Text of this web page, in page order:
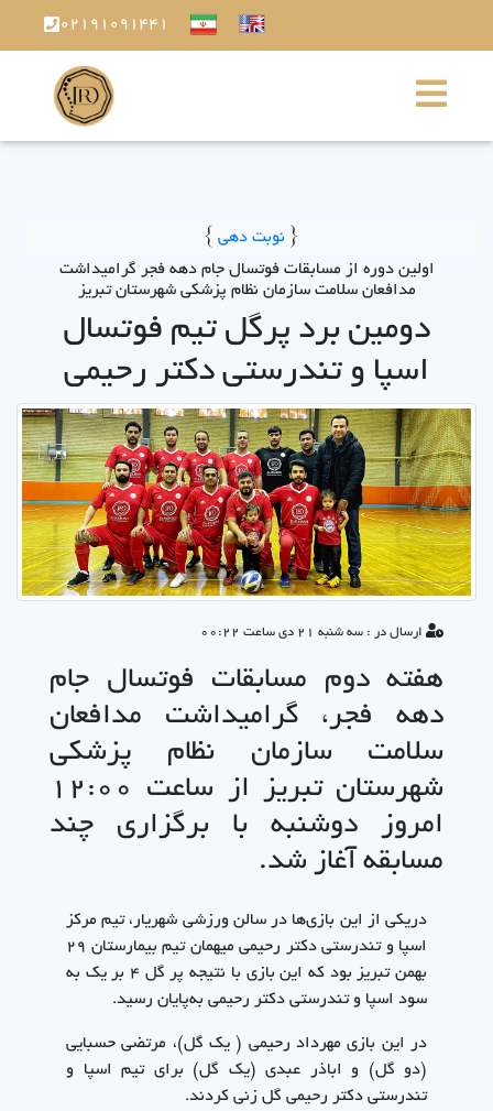
02191091441
{ نوبت دهی }
اولین دوره از مسابقات فوتسال جام دهه فجر گرامیداشت
مدافعان سلامت سازمان نظام پزشکی شهرستان تبریز
دومین برد پرگل تیم فوتسال
اسپا و تندرستی دکتر رحیمی
ارسال در : سه شنبه 21 دی ساعت 00:22
هفته دوم مسابقات فوتسال جام
دهه فجر، گرامیداشت مدافعان
سلامت سازمان نظام پزشکی
شهرستان تبریز از ساعت 12:00
امروز دوشنبه با برگزاری چند
مسابقه آغاز شد.
دریکی از این بازی‌ها در سالن ورزشی شهریار، تیم مرکز
اسپا و تندرستی دکتر رحیمی میهمان تیم بیمارستان 29
بهمن تبریز بود که این بازی با نتیجه پر گل 4 بر یک به
سود اسپا و تندرستی دکتر رحیمی به‌پایان رسید.
در این بازی مهرداد رحیمی ( یک گل)، مرتضی حسبایی
(دو گل) و اباذر عبدی (یک گل) برای تیم اسپا و
تندرستی دکتر رحیمی گل زنی کردند.